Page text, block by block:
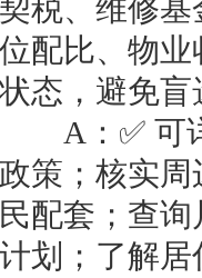
契税、维修
位配比、物
状态，避免盲
A：✅ 可详
政策；核实
民配套；查
计划；了解